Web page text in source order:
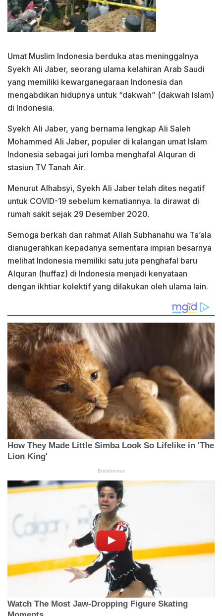
Umat ​​Muslim Indonesia berduka atas meninggalnya
Syekh Ali Jaber, seorang ulama kelahiran Arab Saudi
yang memiliki kewarganegaraan Indonesia dan
mengabdikan hidupnya untuk “dakwah” (dakwah Islam)
di Indonesia.
Syekh Ali Jaber, yang bernama lengkap Ali Saleh
Mohammed Ali Jaber, populer di kalangan umat Islam
Indonesia sebagai juri lomba menghafal Alquran di
stasiun TV Tanah Air.
Menurut Alhabsyi, Syekh Ali Jaber telah dites negatif
untuk COVID-19 sebelum kematiannya. Ia dirawat di
rumah sakit sejak 29 Desember 2020.
Semoga berkah dan rahmat Allah Subhanahu wa Ta’ala
dianugerahkan kepadanya sementara impian besarnya
melihat Indonesia memiliki satu juta penghafal baru
Alquran (huffaz) di Indonesia menjadi kenyataan
dengan ikhtiar kolektif yang dilakukan oleh ulama lain.